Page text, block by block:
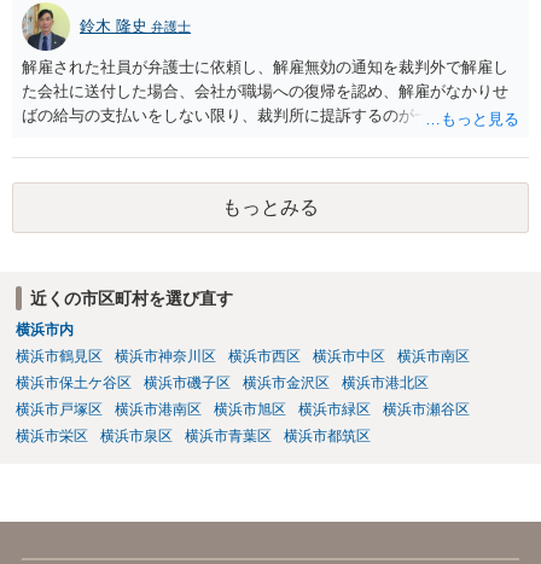
い賃金の給料日から３年以内に訴訟を提起する必要があります。
鈴木 隆史 弁護士
解雇された社員が弁護士に依頼し、解雇無効の通知を裁判外で解雇し
た会社に送付した場合、会社が職場への復帰を認め、解雇がなかりせ
ばの給与の支払いをしない限り、裁判所に提訴するのが一般的な流れ
なると思います。 また、一定期間分の給与を支払い、解雇ではなく円
満退社として和解する形での解決もありあるかもしれませんが、その
場合も和解金は必要になるかと思います。
もっとみる
近くの市区町村を選び直す
横浜市内
横浜市鶴見区
横浜市神奈川区 横浜市西区 横浜市中区
横浜市南区
横浜市保土ケ谷区
横浜市磯子区 横浜市金沢区
横浜市港北区
横浜市戸塚区
横浜市港南区 横浜市旭区 横浜市緑区
横浜市瀬谷区
横浜市栄区
横浜市泉区 横浜市青葉区 横浜市都筑区